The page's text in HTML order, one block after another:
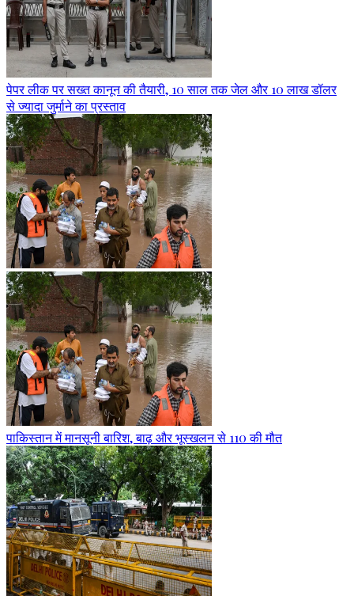
पेपर लीक पर सख्त कानून की तैयारी, 10 साल तक जेल और 10 लाख डॉलर
से ज्यादा जुर्माने का प्रस्ताव
पाकिस्तान में मानसूनी बारिश, बाढ़ और भूस्खलन से 110 की मौत